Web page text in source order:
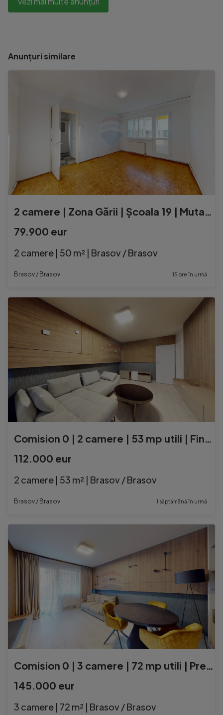
Anunțuri similare
2 camere | Zona Gării | Școala 19 | Mutare imediată |7...
79.900 eur
2 camere | 50 m² | Brasov / Brasov
Brasov / Brasov 15 ore în urmă
Comision 0 | 2 camere | 53 mp utili | Finalizat
112.000 eur
2 camere | 53 m² | Brasov / Brasov
Brasov / Brasov 1 săptămână în urmă
Comision 0 | 3 camere | 72 mp utili | Predare în Aprilie...
145.000 eur
3 camere | 72 m² | Brasov / Brasov